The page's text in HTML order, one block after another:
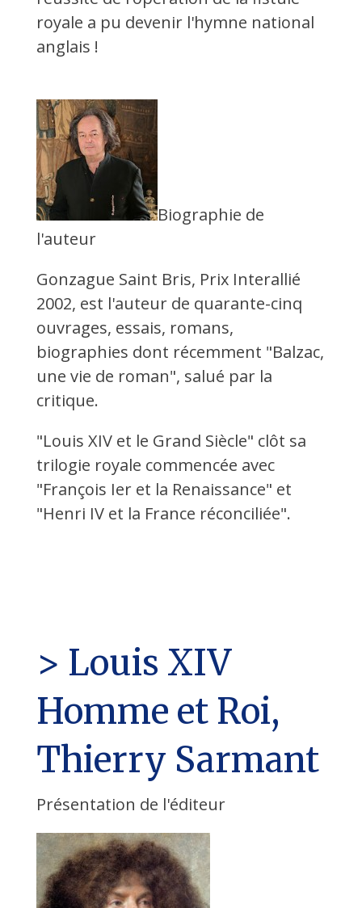
royale a pu devenir l'hymne national
anglais !
Biographie de
l'auteur
Gonzague Saint Bris, Prix Interallié
2002, est l'auteur de quarante-cinq
ouvrages, essais, romans,
biographies dont récemment "Balzac,
une vie de roman", salué par la
critique.
"Louis XIV et le Grand Siècle" clôt sa
trilogie royale commencée avec
"François Ier et la Renaissance" et
"Henri IV et la France réconciliée".
> Louis XIV
Homme et Roi,
Thierry Sarmant
Présentation de l'éditeur